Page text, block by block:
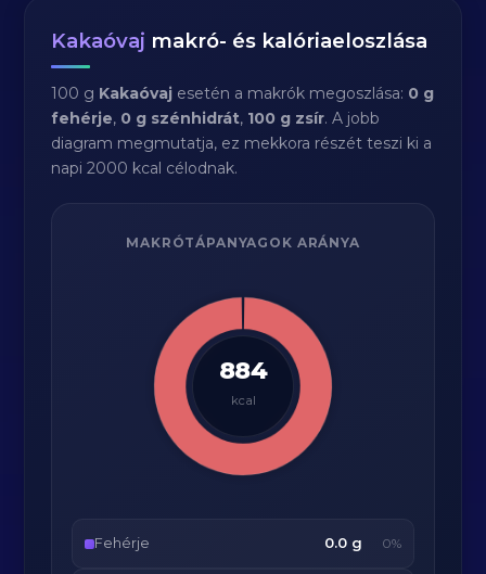
Kakaóvaj makró- és kalóriaeloszlása
100 g Kakaóvaj esetén a makrók megoszlása: 0 g
fehérje, 0 g szénhidrát, 100 g zsír. A jobb
diagram megmutatja, ez mekkora részét teszi ki a
napi 2000 kcal célodnak.
MAKRÓTÁPANYAGOK ARÁNYA
884
kcal
Fehérje 0.0 g 0%